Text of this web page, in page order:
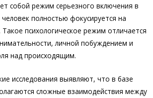
собой режим серьезного включения в
полностью фокусируется на
психологическое режим отличается
личной побуждением и
над происходящим.
исследования выявляют, что в базе
сложные взаимодействия между